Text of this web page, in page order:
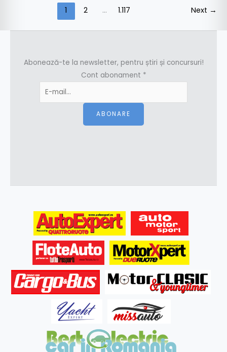
1 2 … 1.117 Next →
Abonează-te la newsletter, pentru știri și concursuri!
Cont abonament *
ABONARE